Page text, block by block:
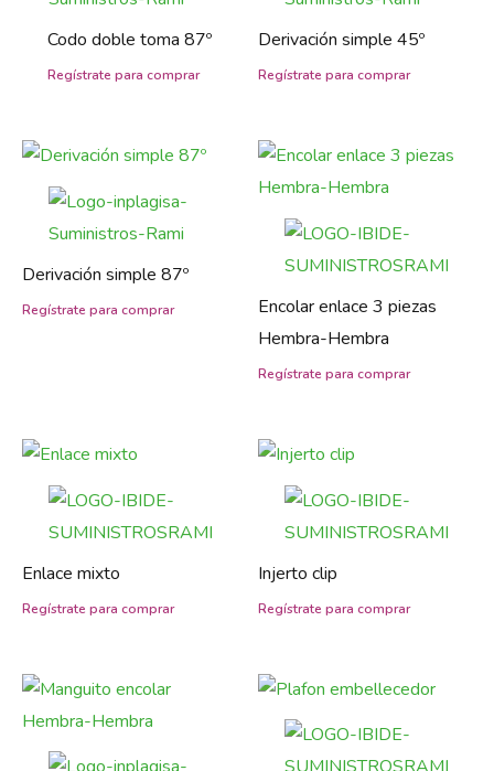
Codo doble toma 87º Derivación simple 45º
Derivación simple 87º
Encolar enlace 3 piezas
Hembra-Hembra
Enlace mixto Injerto clip